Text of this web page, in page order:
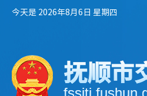
今天是 2026年8月6日 星期四
抚顺市